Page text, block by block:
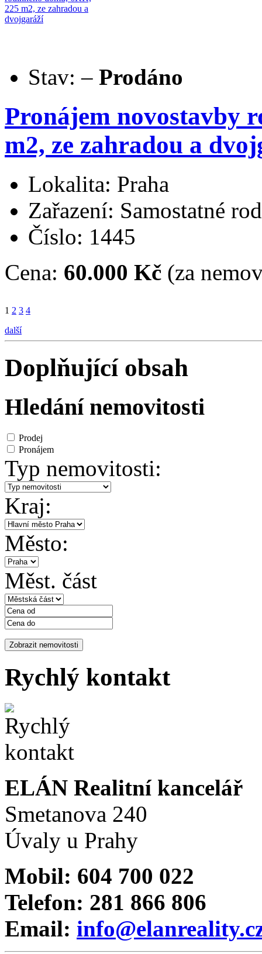
Stav: – Prodáno
Pronájem novostavby
m2, ze zahradou a
Lokalita: Praha
Zařazení: Samostatné
Číslo: 1445
Cena: 60.000 Kč (za
1 2 3 4
další
Doplňující obsah
Hledání nemovitosti
Prodej
Pronájem
Typ nemovitosti:
Kraj:
Město:
Měst. část
Rychlý kontakt
ELÁN Realitní kancelář
Smetanova 240
Úvaly u Prahy
Mobil: 604 700 022
Telefon: 281 866 806
Email: